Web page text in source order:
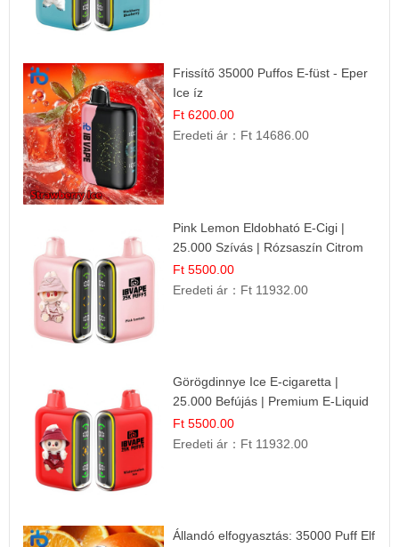
Frissítő 35000 Puffos E-füst - Eper
Ice íz
Ft 6200.00
Eredeti ár： Ft 14686.00
Pink Lemon Eldobható E-Cigi |
25.000 Szívás | Rózsaszín Citrom
Íz
Ft 5500.00
Eredeti ár： Ft 11932.00
Görögdinnye Ice E-cigaretta |
25.000 Befújás | Premium E-Liquid
Ft 5500.00
Eredeti ár： Ft 11932.00
Állandó elfogyasztás: 35000 Puff Elf